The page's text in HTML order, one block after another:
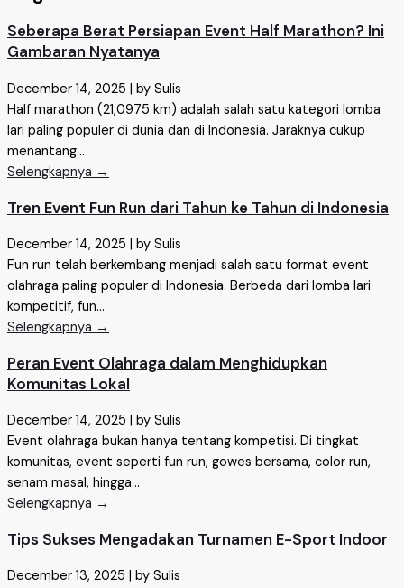
Seberapa Berat Persiapan Event Half Marathon? Ini
Gambaran Nyatanya
December 14, 2025 | by Sulis
Half marathon (21,0975 km) adalah salah satu kategori lomba
lari paling populer di dunia dan di Indonesia. Jaraknya cukup
menantang...
Selengkapnya →
Tren Event Fun Run dari Tahun ke Tahun di Indonesia
December 14, 2025 | by Sulis
Fun run telah berkembang menjadi salah satu format event
olahraga paling populer di Indonesia. Berbeda dari lomba lari
kompetitif, fun...
Selengkapnya →
Peran Event Olahraga dalam Menghidupkan
Komunitas Lokal
December 14, 2025 | by Sulis
Event olahraga bukan hanya tentang kompetisi. Di tingkat
komunitas, event seperti fun run, gowes bersama, color run,
senam masal, hingga...
Selengkapnya →
Tips Sukses Mengadakan Turnamen E-Sport Indoor
December 13, 2025 | by Sulis